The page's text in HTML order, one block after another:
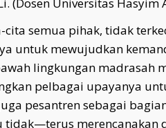
semua pihak, tidak
untuk mewujudkan
lingkungan madrasah
pelbagai upayanya
pesantren sebagai
merencanakan